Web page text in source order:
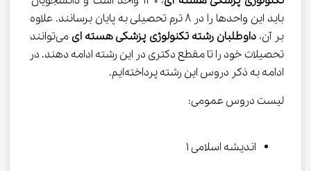
باید این واحدها را در ۸ ترم تحصیلی به پایان برسانند. علاوه
بر آن، داوطلبان رشته تکنولوژی پزشکی هسته ای
می‌توانند
تحصیلات خود را تا مقطع دکتری در این رشته ادامه دهند. در
ادامه به ذکر دروس این رشته پرداخته‌ایم.
لیست دروس عمومی:
اندیشه اسلامی ۱